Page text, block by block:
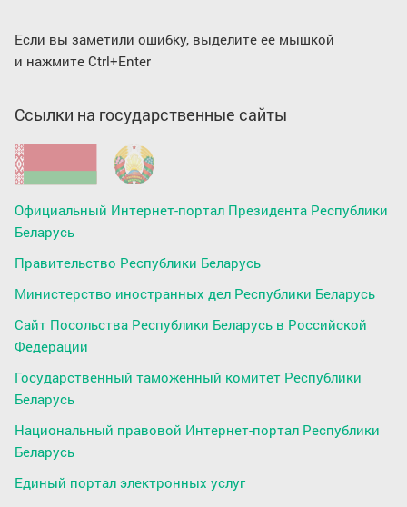
Если вы заметили ошибку, выделите ее мышкой
и нажмите Ctrl+Enter
Ссылки на государственные сайты
Официальный Интернет-портал Президента Республики
Беларусь
Правительство Республики Беларусь
Министерство иностранных дел Республики Беларусь
Сайт Посольства Республики Беларусь в Российской
Федерации
Государственный таможенный комитет Республики
Беларусь
Национальный правовой Интернет-портал Республики
Беларусь
Единый портал электронных услуг